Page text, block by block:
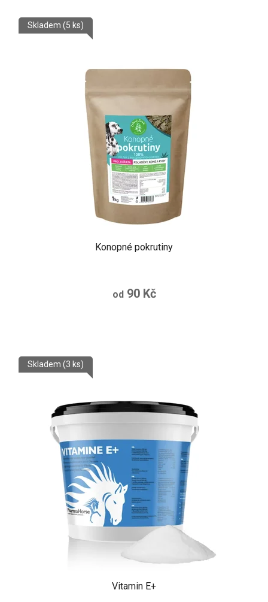
Konopné pokrutiny
Skladem (5 ks)
od90 Kč
Vitamin E+
Skladem (3 ks)